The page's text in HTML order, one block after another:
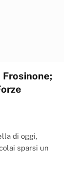
Frosinone;
di oggi,
sparsi un